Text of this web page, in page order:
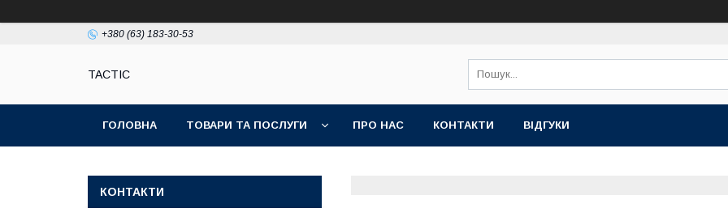
+380 (63) 183-30-53
TACTIC
ГОЛОВНА ТОВАРИ ТА ПОСЛУГИ ПРО НАС КОНТАКТИ ВІДГУКИ
КОНТАКТИ